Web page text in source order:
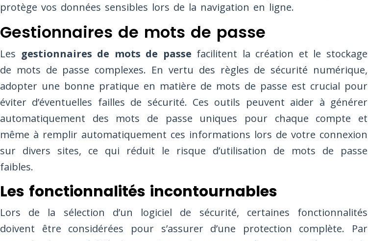
protège vos données sensibles lors de la navigation en ligne.
Gestionnaires de mots de passe
Les gestionnaires de mots de passe facilitent la création et le stockage
de mots de passe complexes. En vertu des règles de sécurité numérique,
adopter une bonne pratique en matière de mots de passe est crucial pour
éviter d’éventuelles failles de sécurité. Ces outils peuvent aider à générer
automatiquement des mots de passe uniques pour chaque compte et
même à remplir automatiquement ces informations lors de votre connexion
sur divers sites, ce qui réduit le risque d’utilisation de mots de passe
faibles.
Les fonctionnalités incontournables
Lors de la sélection d’un logiciel de sécurité, certaines fonctionnalités
doivent être considérées pour s’assurer d’une protection complète. Par